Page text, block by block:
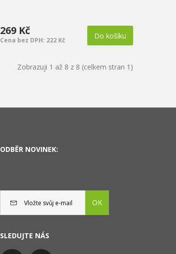
269 Kč
Cena bez DPH: 222 Kč Do košíku
Zobrazuji 1 až 8 z 8 (celkem stran 1)
ODBĚR NOVINEK:
OK
SLEDUJTE NÁS